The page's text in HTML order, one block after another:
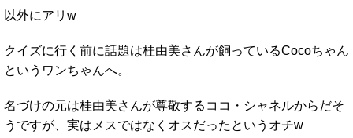
以外にアリw
クイズに行く前に話題は桂由美さんが飼っているCocoちゃん
というワンちゃんへ。
名づけの元は桂由美さんが尊敬するココ・シャネルからだそ
うですが、実はメスではなくオスだったというオチw